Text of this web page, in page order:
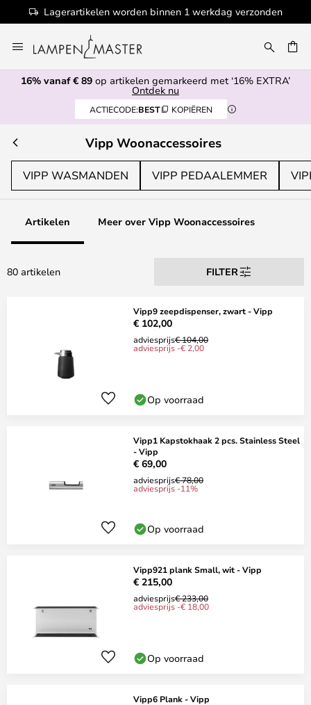
100+ designermerken
naar
de
inhoud
16% vanaf € 89 op artikelen gemarkeerd met ‘16% EXTRA’
Ontdek nu
ACTIECODE:BEST KOPIËREN
Vipp Woonaccessoires
VIPP WASMANDEN VIPP PEDAALEMMER
Artikelen Meer over Vipp Woonaccessoires
80 artikelen FILTER
Vipp9 zeepdispenser, zwart - Vipp
€ 102,00
adviesprijs€ 104,00
adviesprijs -€ 2,00
Op voorraad
Vipp1 Kapstokhaak 2 pcs. Stainless Steel
- Vipp
€ 69,00
adviesprijs€ 78,00
adviesprijs -11%
Op voorraad
Vipp921 plank Small, wit - Vipp
€ 215,00
adviesprijs€ 233,00
adviesprijs -€ 18,00
Op voorraad
Vipp6 Plank - Vipp